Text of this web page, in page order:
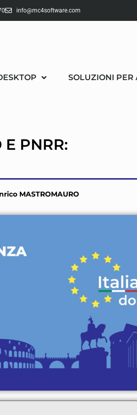
info@mc4software.com
SOLUZIONI PER
E PNRR:
MASTROMAURO